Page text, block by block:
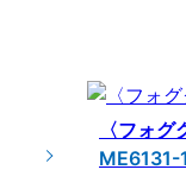
〈フォグ
ME6131-